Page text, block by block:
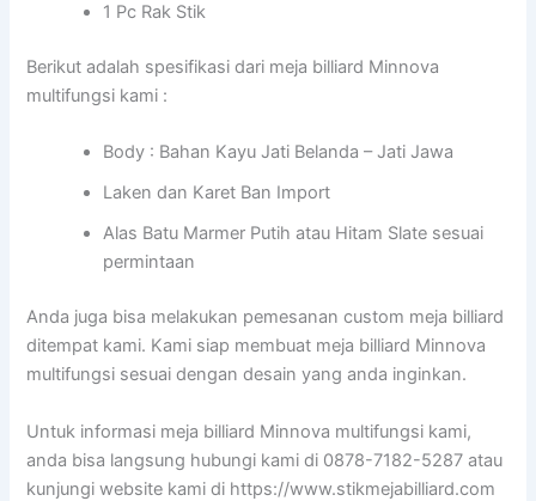
1 Pc Rak Stik
Berikut adalah spesifikasi dari meja billiard Minnova
multifungsi kami :
Body : Bahan Kayu Jati Belanda – Jati Jawa
Laken dan Karet Ban Import
Alas Batu Marmer Putih atau Hitam Slate sesuai
permintaan
Anda juga bisa melakukan pemesanan custom meja billiard
ditempat kami. Kami siap membuat meja billiard Minnova
multifungsi sesuai dengan desain yang anda inginkan.
Untuk informasi meja billiard Minnova multifungsi kami,
anda bisa langsung hubungi kami di 0878-7182-5287 atau
kunjungi website kami di https://www.stikmejabilliard.com